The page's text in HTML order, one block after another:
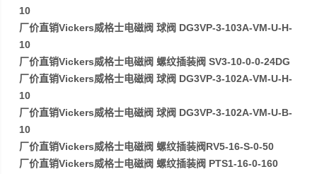
10
厂价直销Vickers威格士电磁阀 球阀 DG3VP-3-103A-VM-U-H-
10
厂价直销Vickers威格士电磁阀 螺纹插装阀 SV3-10-0-0-24DG
厂价直销Vickers威格士电磁阀 球阀 DG3VP-3-102A-VM-U-H-
10
厂价直销Vickers威格士电磁阀 球阀 DG3VP-3-102A-VM-U-B-
10
厂价直销Vickers威格士电磁阀 螺纹插装阀RV5-16-S-0-50
厂价直销Vickers威格士电磁阀 螺纹插装阀 PTS1-16-0-160